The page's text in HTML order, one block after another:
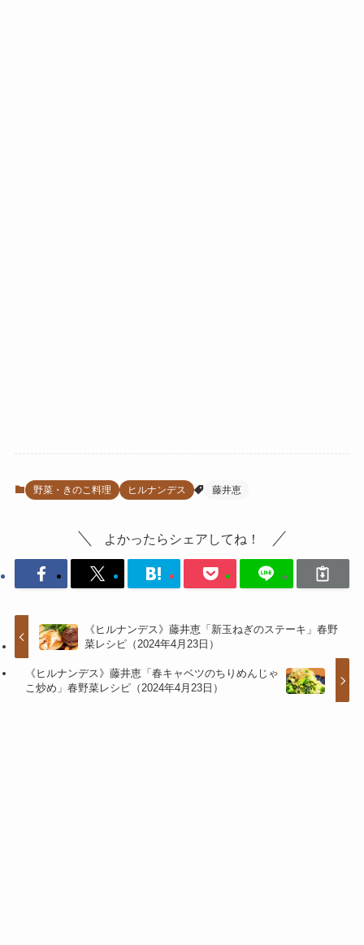
野菜・きのこ料理 ヒルナンデス 藤井恵
よかったらシェアしてね！
《ヒルナンデス》藤井恵「新玉ねぎのステーキ」春野
菜レシピ（2024年4月23日）
《ヒルナンデス》藤井恵「春キャベツのちりめんじゃ
こ炒め」春野菜レシピ（2024年4月23日）